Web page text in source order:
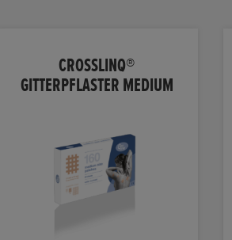
CROSSLINQ®
GITTERPFLASTER MEDIUM